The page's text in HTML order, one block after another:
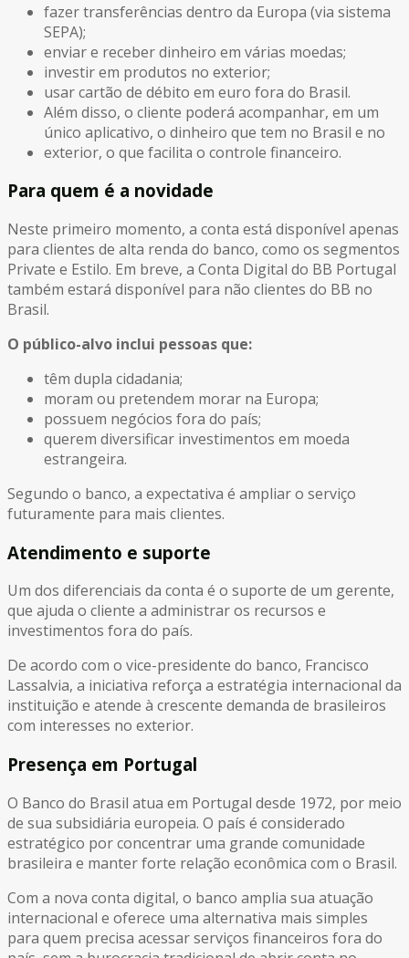
fazer transferências dentro da Europa (via sistema
SEPA);
enviar e receber dinheiro em várias moedas;
investir em produtos no exterior;
usar cartão de débito em euro fora do Brasil.
Além disso, o cliente poderá acompanhar, em um
único aplicativo, o dinheiro que tem no Brasil e no
exterior, o que facilita o controle financeiro.
Para quem é a novidade
Neste primeiro momento, a conta está disponível apenas
para clientes de alta renda do banco, como os segmentos
Private e Estilo. Em breve, a Conta Digital do BB Portugal
também estará disponível para não clientes do BB no
Brasil.
O público-alvo inclui pessoas que:
têm dupla cidadania;
moram ou pretendem morar na Europa;
possuem negócios fora do país;
querem diversificar investimentos em moeda
estrangeira.
Segundo o banco, a expectativa é ampliar o serviço
futuramente para mais clientes.
Atendimento e suporte
Um dos diferenciais da conta é o suporte de um gerente,
que ajuda o cliente a administrar os recursos e
investimentos fora do país.
De acordo com o vice-presidente do banco, Francisco
Lassalvia, a iniciativa reforça a estratégia internacional da
instituição e atende à crescente demanda de brasileiros
com interesses no exterior.
Presença em Portugal
O Banco do Brasil atua em Portugal desde 1972, por meio
de sua subsidiária europeia. O país é considerado
estratégico por concentrar uma grande comunidade
brasileira e manter forte relação econômica com o Brasil.
Com a nova conta digital, o banco amplia sua atuação
internacional e oferece uma alternativa mais simples
para quem precisa acessar serviços financeiros fora do